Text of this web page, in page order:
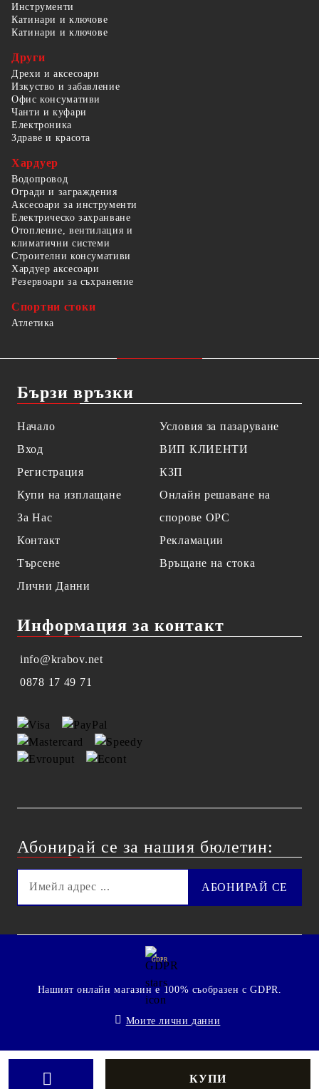
Инструменти
Катинари и ключове
Катинари и ключове
Други
Дрехи и аксесоари
Изкуство и забавление
Офис консумативи
Чанти и куфари
Електроника
Здраве и красота
Хардуер
Водопровод
Огради и заграждения
Аксесоари за инструменти
Електрическо захранване
Отопление, вентилация и
климатични системи
Строителни консумативи
Хардуер аксесоари
Резервоари за съхранение
Спортни стоки
Атлетика
Бързи връзки
Начало
Вход
Регистрация
Купи на изплащане
За Нас
Контакт
Търсене
Лични Данни
Условия за пазаруване
ВИП КЛИЕНТИ
КЗП
Онлайн решаване на
спорове OPC
Рекламации
Връщане на стока
Информация за контакт
info@krabov.net
0878 17 49 71
Абонирай се за нашия бюлетин:
GDPR
Нашият онлайн магазин е 100% съобразен с GDPR.
Моите лични данни